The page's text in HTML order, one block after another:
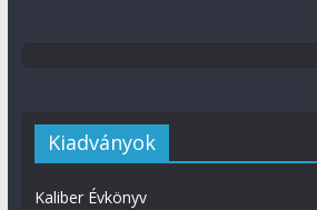
Kiadványok
Kaliber Évkönyv